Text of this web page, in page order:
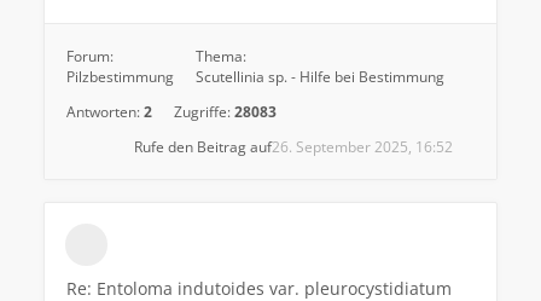
Forum:
Pilzbestimmung
Thema:
Scutellinia sp. - Hilfe bei Bestimmung
Antworten:2 Zugriffe:28083
26. September 2025, 16:52
Rufe den Beitrag auf
Re: Entoloma indutoides var. pleurocystidiatum